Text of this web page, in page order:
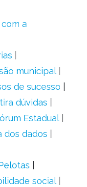
a
municipal
de sucesso
tira dúvidas
Estadual
dos dados
social